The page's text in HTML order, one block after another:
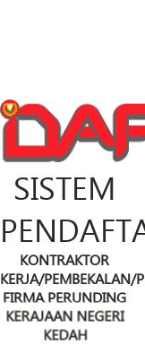
SISTEM
KONTRAKTOR
KERJA/PEMBEKALAN/
FIRMA PERUNDING
KERAJAAN NEGERI
KEDAH